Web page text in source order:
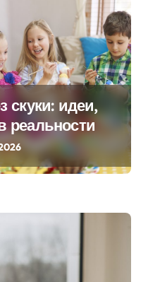
скуки: идеи,
реальности